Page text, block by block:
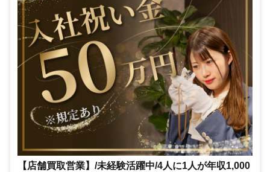
【店舗買取営業】/未経験活躍中/4人に1人が年収1,000